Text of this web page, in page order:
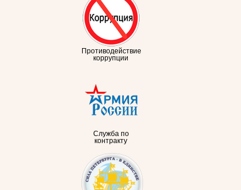
Противодействие
коррупции
Служба по
контракту